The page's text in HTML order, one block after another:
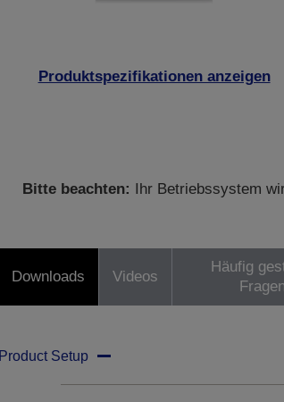
Produktspezifikationen anzeigen
Bitte beachten:
Ihr Betriebssystem
Downloads Videos
Häufig
Fragen
Product Setup